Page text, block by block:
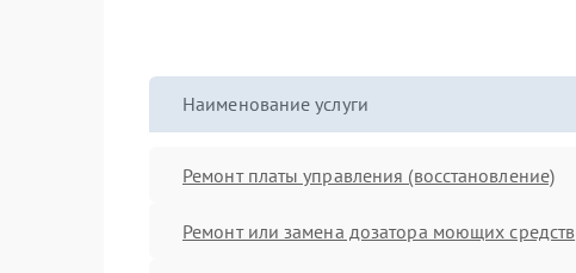
Наименование услуги
Ремонт платы управления (восстановление)
Ремонт или замена дозатора моющих средств